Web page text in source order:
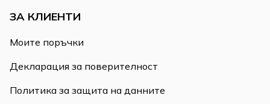
ЗА КЛИЕНТИ
Моите поръчки
Декларация за поверителност
Политика за защита на данните